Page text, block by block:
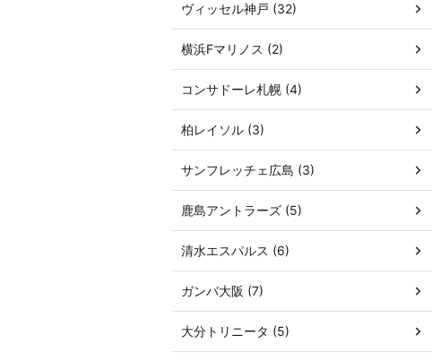
ヴィッセル神戸 (32)
横浜Fマリノス (2)
コンサドーレ札幌 (4)
柏レイソル (3)
サンフレッチェ広島 (3)
鹿島アントラーズ (5)
清水エスパルス (6)
ガンバ大阪 (7)
大分トリニータ (5)